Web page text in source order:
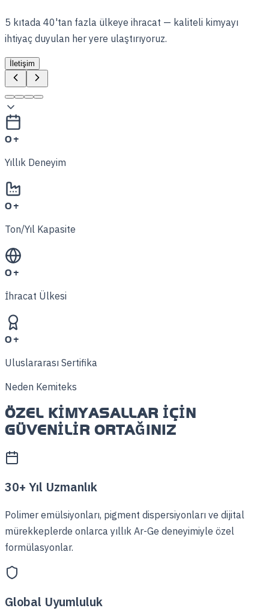
5 kıtada 40'tan fazla ülkeye ihracat — kaliteli kimyayı
ihtiyaç duyulan her yere ulaştırıyoruz.
İletişim
0+
Yıllık Deneyim
0+
Ton/Yıl Kapasite
0+
İhracat Ülkesi
0+
Uluslararası Sertifika
Neden Kemiteks
ÖZEL KIMYASALLAR İÇIN
GÜVENILIR ORTAĞINIZ
30+ Yıl Uzmanlık
Polimer emülsiyonları, pigment dispersiyonları ve dijital
mürekkeplerde onlarca yıllık Ar-Ge deneyimiyle özel
formülasyonlar.
Global Uyumluluk